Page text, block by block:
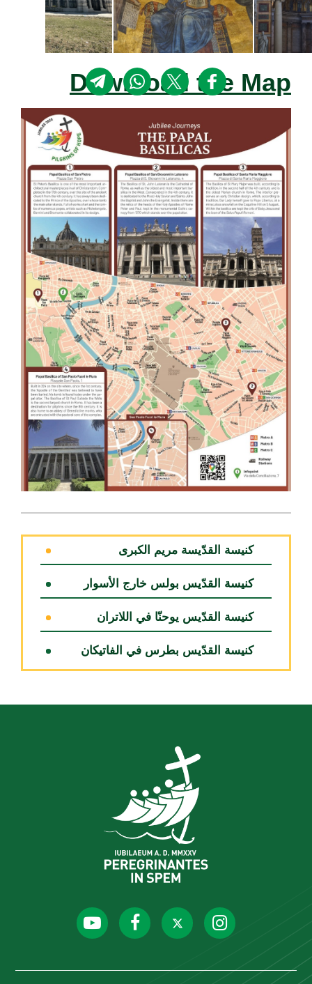
Download the Map
كنيسة القدّيسة مريم الكبرى
كنيسة القدّيس بولس خارج الأسوار
كنيسة القدّيس يوحنّا في اللاتران
كنيسة القدّيس بطرس في الفاتيكان